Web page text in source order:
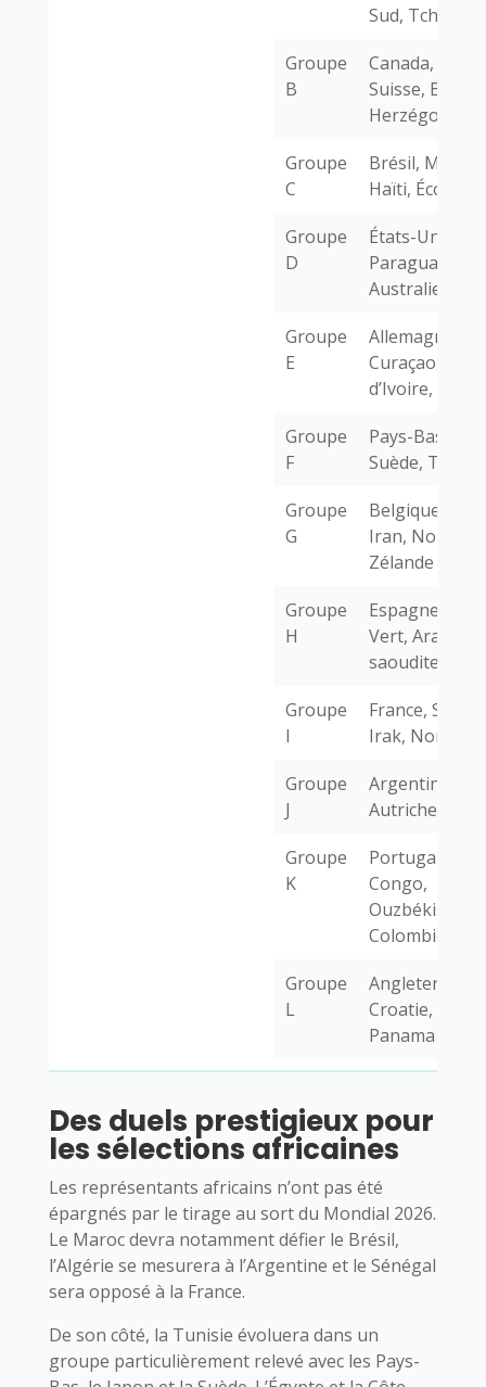
Sud, Tchéquie
Groupe
B
Canada,
Suisse,
Herzégovine
Groupe
C
Brésil, Maroc,
Haïti, Écosse
Groupe
D
États-Unis,
Paraguay,
Australie,
Groupe
E
Allemagne,
Curaçao, Côte
d’Ivoire,
Groupe
F
Pays-Bas,
Suède,
Groupe
G
Belgique,
Iran,
Zélande
Groupe
H
Espagne, Cap-
Vert, Arabie
saoudite,
Groupe
I
France,
Irak, Norvège
Groupe
J
Argentine,
Autriche,
Groupe
K
Portugal, RD
Congo,
Ouzbékistan,
Colombie
Groupe
L
Angleterre,
Croatie,
Panama
Des duels prestigieux pour
les sélections africaines
Les représentants africains n’ont pas été
épargnés par le tirage au sort du Mondial 2026.
Le Maroc devra notamment défier le Brésil,
l’Algérie se mesurera à l’Argentine et le Sénégal
sera opposé à la France.
De son côté, la Tunisie évoluera dans un
groupe particulièrement relevé avec les Pays-